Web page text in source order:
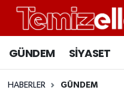
GÜNDEM SİYASET
HABERLER GÜNDEM
CANLI YAYIN
Hava Durumu